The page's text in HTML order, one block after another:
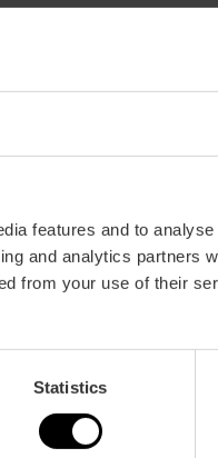
features and to
and analytics partners
from your use of their
Statistics
nocturn a la Plaça